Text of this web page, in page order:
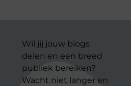
Wil jij jouw blogs
delen en een breed
publiek bereiken?
Wacht niet langer en